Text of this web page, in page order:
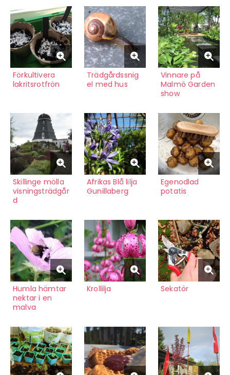
Förkultivera
lakritsrotfrön
Trädgårdssnig
el med hus
Vinnare på
Malmö Garden
show
Skillinge mölla
visningsträdgår
d
Afrikas Blå lilja
Gunillaberg
Egenodlad
potatis
Humla hämtar
nektar i en
malva
Krollilja Sekatör